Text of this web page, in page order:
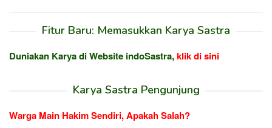
Fitur Baru: Memasukkan Karya Sastra
Duniakan Karya di Website indoSastra,klik di sini
Karya Sastra Pengunjung
Warga Main Hakim Sendiri, Apakah Salah?